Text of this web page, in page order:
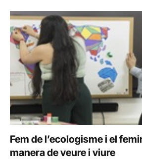
Fem de l’ecologisme i el
manera de veure i viure